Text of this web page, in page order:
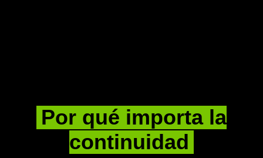
Por qué importa la
continuidad